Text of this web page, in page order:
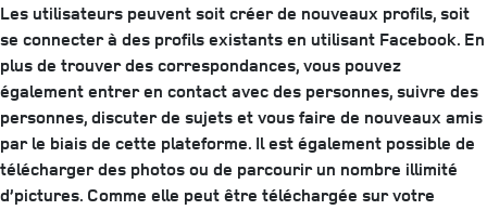
Les utilisateurs peuvent soit créer de nouveaux profils, soit
se connecter à des profils existants en utilisant Facebook. En
plus de trouver des correspondances, vous pouvez
également entrer en contact avec des personnes, suivre des
personnes, discuter de sujets et vous faire de nouveaux amis
par le biais de cette plateforme. Il est également possible de
télécharger des photos ou de parcourir un nombre illimité
d’pictures. Comme elle peut être téléchargée sur votre